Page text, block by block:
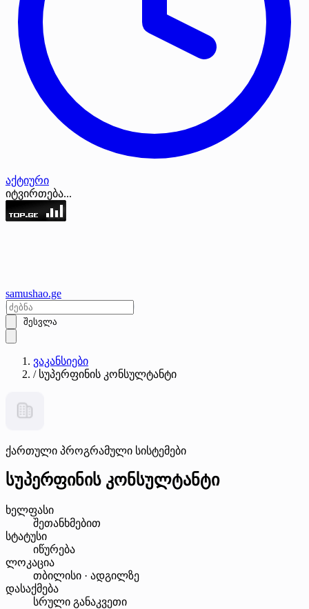
აქტიური
იტვირთება...
samushao.ge
შესვლა
ვაკანსიები
/ სუპერფინის კონსულტანტი
ქართული პროგრამული სისტემები
სუპერფინის კონსულტანტი
ხელფასი
შეთანხმებით
სტატუსი
იწურება
ლოკაცია
თბილისი · ადგილზე
დასაქმება
სრული განაკვეთი